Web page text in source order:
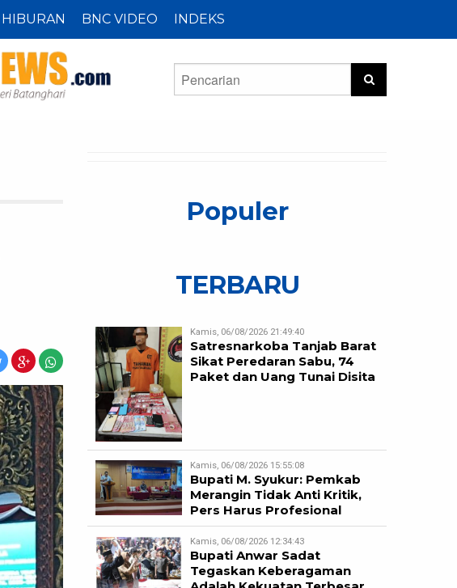
HIBURAN BNC VIDEO INDEKS
Populer
TERBARU
Kamis, 06/08/2026 21:49:40
Satresnarkoba Tanjab Barat
Sikat Peredaran Sabu, 74
Paket dan Uang Tunai Disita
Kamis, 06/08/2026 15:55:08
Bupati M. Syukur: Pemkab
Merangin Tidak Anti Kritik,
Pers Harus Profesional
Kamis, 06/08/2026 12:34:43
Bupati Anwar Sadat
Tegaskan Keberagaman